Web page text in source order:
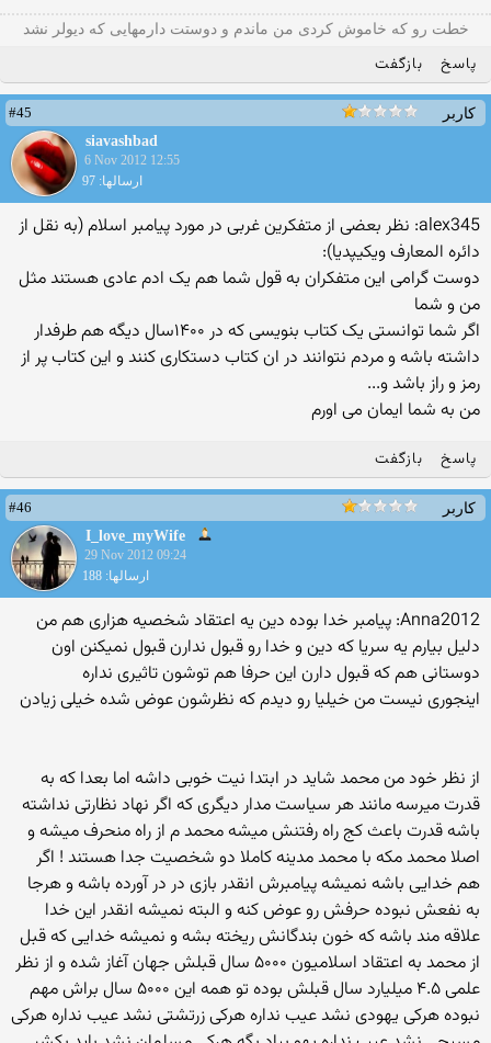
خطت رو که خاموش کردی من ماندم و دوستت دارمهایی که دیولر نشد
پاسخ بازگفت
کاربر
#45
siavashbad
6 Nov 2012 12:55
ارسالها: 97
alex345: نظر بعضی از متفکرین غربی در مورد پیامبر اسلام (به نقل از
دائره المعارف ویکیپدیا):
دوست گرامی این متفکران به قول شما هم یک ادم عادی هستند مثل
من و شما
اگر شما توانستی یک کتاب بنویسی که در ۱۴۰۰سال دیگه هم طرفدار
داشته باشه و مردم نتوانند در ان کتاب دستکاری کنند و این کتاب پر از
رمز و راز باشد و...
من به شما ایمان می اورم
پاسخ بازگفت
کاربر
#46
I_love_myWife
29 Nov 2012 09:24
ارسالها: 188
Anna2012: پیامبر خدا بوده دین یه اعتقاد شخصیه هزاری هم من
دلیل بیارم یه سریا که دین و خدا رو قبول ندارن قبول نمیکنن اون
دوستانی هم که قبول دارن این حرفا هم توشون تاثیری نداره
اینجوری نیست من خیلیا رو دیدم که نظرشون عوض شده خیلی زیادن
از نظر خود من محمد شاید در ابتدا نیت خوبی داشه اما بعدا که به
قدرت میرسه مانند هر سیاست مدار دیگری که اگر نهاد نظارتی نداشته
باشه قدرت باعث کج راه رفتنش میشه محمد م از راه منحرف میشه و
اصلا محمد مکه با محمد مدینه کاملا دو شخصیت جدا هستند ! اگر
هم خدایی باشه نمیشه پیامبرش انقدر بازی در در آورده باشه و هرجا
به نفعش نبوده حرفش رو عوض کنه و البته نمیشه انقدر این خدا
علاقه مند باشه که خون بندگانش ریخته بشه و نمیشه خدایی که قبل
از محمد به اعتقاد اسلامیون ۵۰۰۰ سال قبلش جهان آغاز شده و از نظر
علمی ۴.۵ میلیارد سال قبلش بوده تو همه این ۵۰۰۰ سال براش مهم
نبوده هرکی یهودی نشد عیب نداره هرکی زرتشتی نشد عیب نداره هرکی